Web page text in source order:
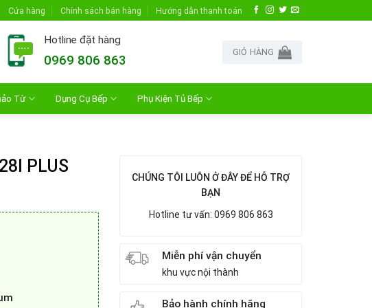
Cửa hàng Chính sách bán hàng Hướng dẫn thanh toán
Hotline đặt hàng
0969 806 863
GIỎ HÀNG
Từ Dụng Cụ Bếp Phụ Kiện Tủ Bếp
PLUS
CHÚNG TÔI LUÔN Ở ĐÂY ĐỂ HỖ TRỢ
BẠN
Hotline tư vấn: 0969 806 863
Miễn phí vận chuyển
khu vực nội thành
Bảo hành chính hãng